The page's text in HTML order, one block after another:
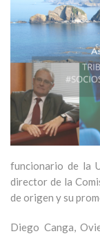
funcionario de la
director de la
de origen y su
Diego Canga,